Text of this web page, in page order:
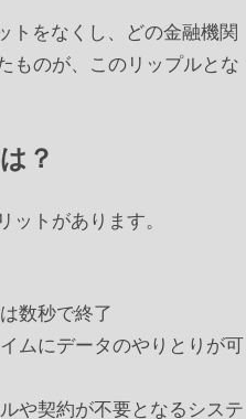
トをなくし、どの金融機関
ものが、このリップルとな
？
ットがあります。
数秒で終了
ムにデータのやりとりが可
や契約が不要となるシステ